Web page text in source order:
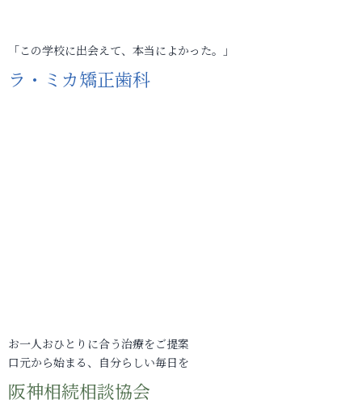
「この学校に出会えて、本当によかった。」
ラ・ミカ矯正歯科
お一人おひとりに合う治療をご提案
口元から始まる、自分らしい毎日を
阪神相続相談協会